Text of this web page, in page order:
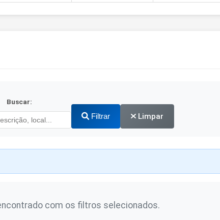
Buscar:
Filtrar Limpar
com os filtros selecionados.